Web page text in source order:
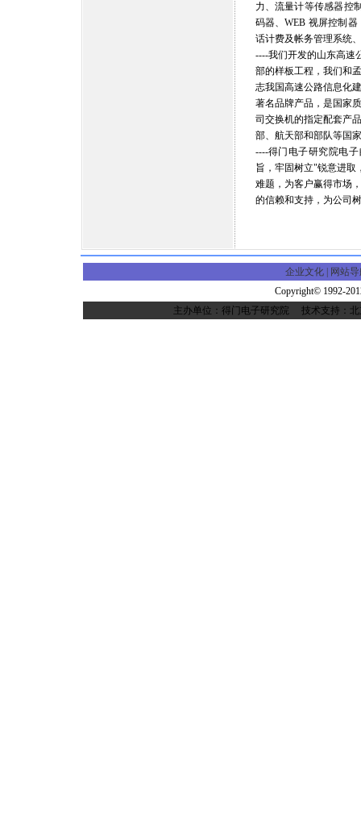
力、流量计等传感器控
码器、WEB 视屏控制
话计费及帐务管理系统
----我们开发的山东高速
部的样板工程，我们和
志我国高速公路信息化
著名品牌产品，是国家
司交换机的指定配套产
部、航天部和部队等国
----得门电子研究院电
旨，牢固树立"锐意进取
难题，为客户赢得市场
的信赖和支持，为公司
企业文化
网站
Copyright© 1992-
主办单位：得门电子研究院 技术支持：